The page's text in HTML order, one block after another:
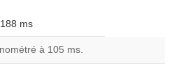
ms
à 105 ms.